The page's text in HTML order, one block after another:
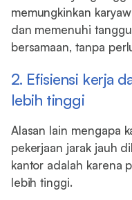
memungkinkan
dan memenuhi
bersamaan, tanpa
2. Efisiensi kerja
lebih tinggi
Alasan lain mengapa
pekerjaan jarak jauh
kantor adalah karena
lebih tinggi.